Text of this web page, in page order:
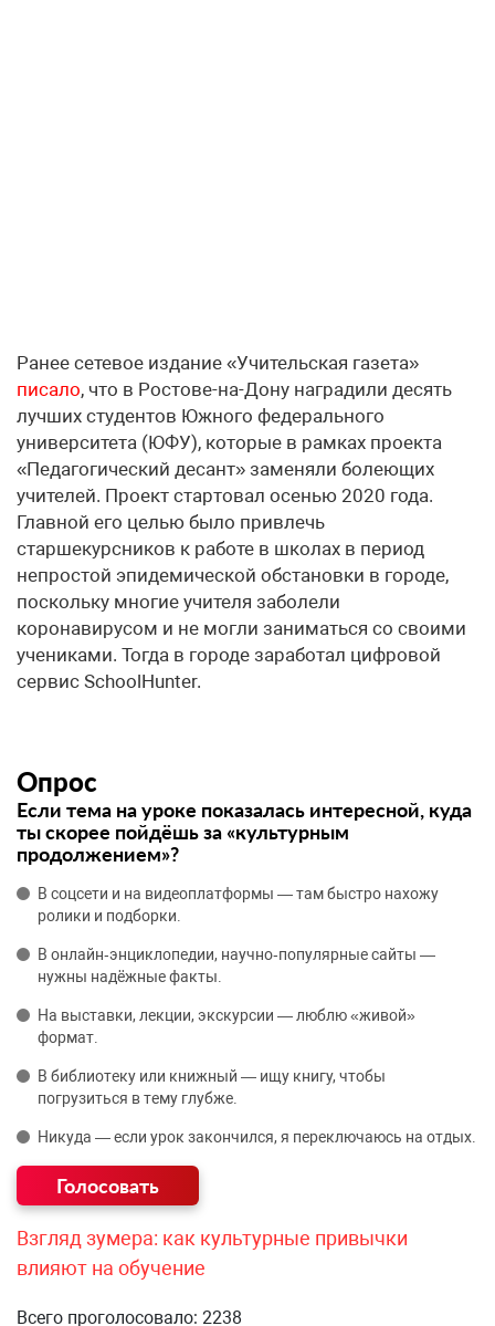
Ранее сетевое издание «Учительская газета»
писало, что в Ростове-на-Дону наградили десять
лучших студентов Южного федерального
университета (ЮФУ), которые в рамках проекта
«Педагогический десант» заменяли болеющих
учителей. Проект стартовал осенью 2020 года.
Главной его целью было привлечь
старшекурсников к работе в школах в период
непростой эпидемической обстановки в городе,
поскольку многие учителя заболели
коронавирусом и не могли заниматься со своими
учениками. Тогда в городе заработал цифровой
сервис SchoolHunter.
Опрос
Если тема на уроке показалась интересной, куда
ты скорее пойдёшь за «культурным
продолжением»?
В соцсети и на видеоплатформы — там быстро нахожу
ролики и подборки.
В онлайн‑энциклопедии, научно‑популярные сайты —
нужны надёжные факты.
На выставки, лекции, экскурсии — люблю «живой»
формат.
В библиотеку или книжный — ищу книгу, чтобы
погрузиться в тему глубже.
Никуда — если урок закончился, я переключаюсь на отдых.
Взгляд зумера: как культурные привычки
влияют на обучение
Всего проголосовало: 2238